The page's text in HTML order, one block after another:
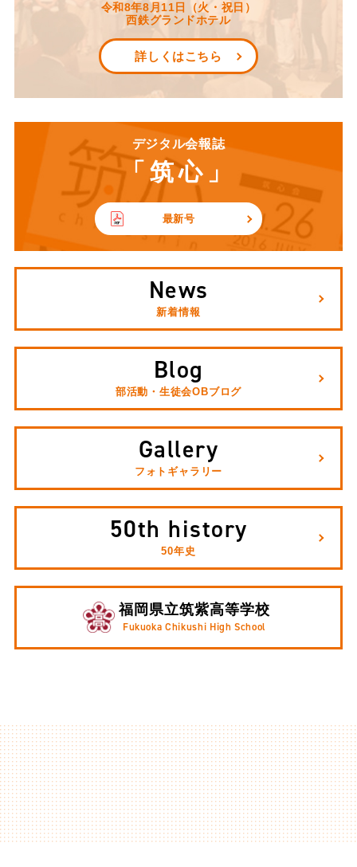
令和8年8月11日（火・祝日）
西鉄グランドホテル
詳しくはこちら
デジタル会報誌
「筑心」
最新号
News
新着情報
Blog
部活動・生徒会OBブログ
Gallery
フォトギャラリー
50th history
50年史
福岡県立筑紫高等学校
Fukuoka Chikushi High School